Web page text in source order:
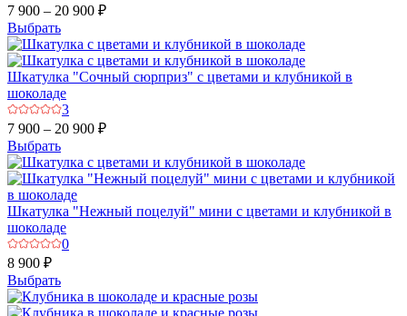
7 900 – 20 900 ₽
Выбрать
Шкатулка "Сочный сюрприз" с цветами и клубникой в
шоколаде
3
7 900 – 20 900 ₽
Выбрать
Шкатулка "Нежный поцелуй" мини с цветами и клубникой в
шоколаде
0
8 900 ₽
Выбрать